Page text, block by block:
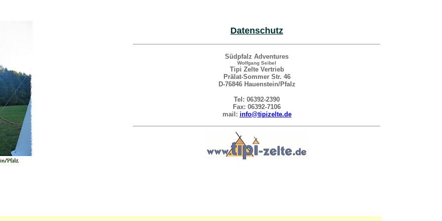
Datenschutz
Südpfalz Adventures
Wolfgang Seibel
Tipi Zelte Vertrieb
Prälat-Sommer Str. 46
D-76846 Hauenstein/Pfalz
Tel: 06392-2390
Fax: 06392-7106
mail: info@tipizelte.de